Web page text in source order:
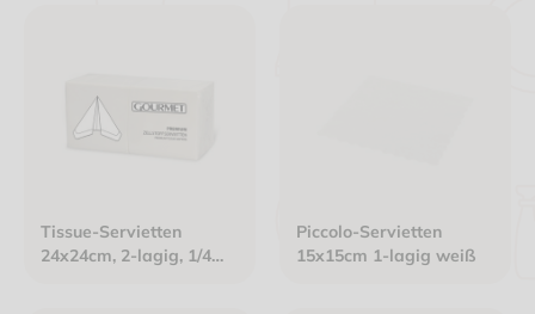
Tissue-Servietten
24x24cm, 2-lagig, 1/4
Piccolo-Servietten
15x15cm 1-lagig weiß